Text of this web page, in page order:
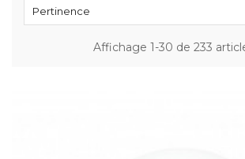
Pertinence
Affichage 1-30 de 233